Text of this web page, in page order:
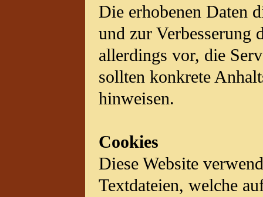
Die erhobenen Daten
und zur Verbesserung
allerdings vor, die
sollten konkrete
hinweisen.
Cookies
Diese Website
Textdateien, welche